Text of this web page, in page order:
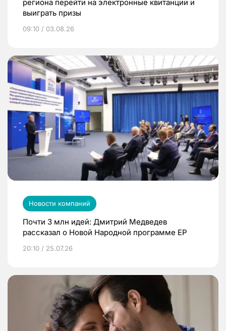
региона перейти на электронные квитанции и
выиграть призы
09:10 / 03.08.26
Новости компаний
Почти 3 млн идей: Дмитрий Медведев
рассказал о Новой Народной программе ЕР
20:10 / 25.07.26